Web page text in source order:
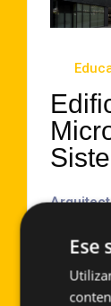
Año de
Sistema
Ese